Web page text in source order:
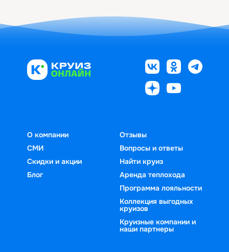
О компании
СМИ
Скидки и акции
Блог
Отзывы
Вопросы и ответы
Найти круиз
Аренда теплохода
Программа лояльности
Коллекция выгодных
круизов
Круизные компании и
наши партнеры